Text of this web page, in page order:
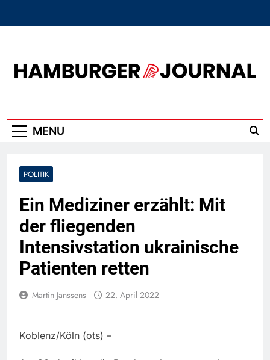
MENU
POLITIK
Ein Mediziner erzählt: Mit
der fliegenden
Intensivstation ukrainische
Patienten retten
Martin Janssens 22. April 2022
Koblenz/Köln (ots) –